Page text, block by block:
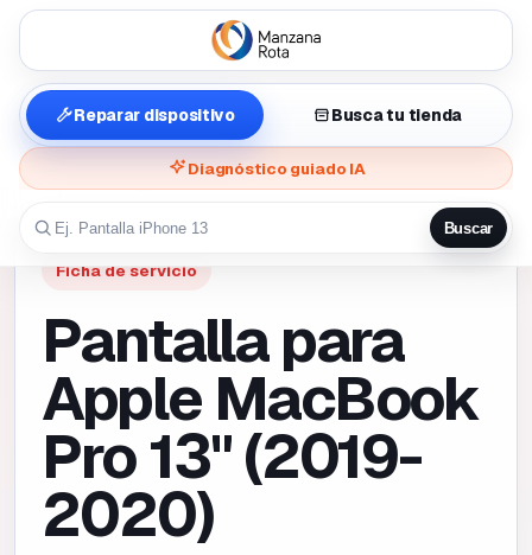
Reparar dispositivo Busca tu tienda
Diagnóstico guiado IA
Buscar
Ficha de servicio
Pantalla para
Apple MacBook
Pro 13" (2019-
2020)